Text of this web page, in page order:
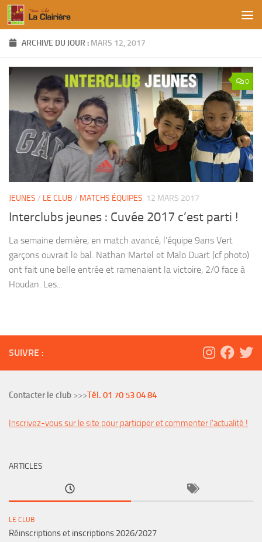
Skip to content
ARCHIVE DU JOUR : MARS 12, 2017
0
JEUNES / LE CLUB / MATCHS ÉQUIPES 12 MARS 2017
Interclubs jeunes : Cuvée 2017 c’est parti !
La semaine dernière, en match avancé, l’équipe 9ans Vert
garçons ouvrait le bal. Nathan Martel et Malo Duart (cf photo)
ont fait une belle entrée et ramenaient la victoire, 2/0 face à
Houdan. Les...
SUIVRE :
Contacter le club >>>Tél. 01 70 53 04 84
Inscrivez-vous sur le site pour participer et commenter l'actualité !
ARTICLES
LE CLUB
Réinscriptions et inscriptions 2026/2027